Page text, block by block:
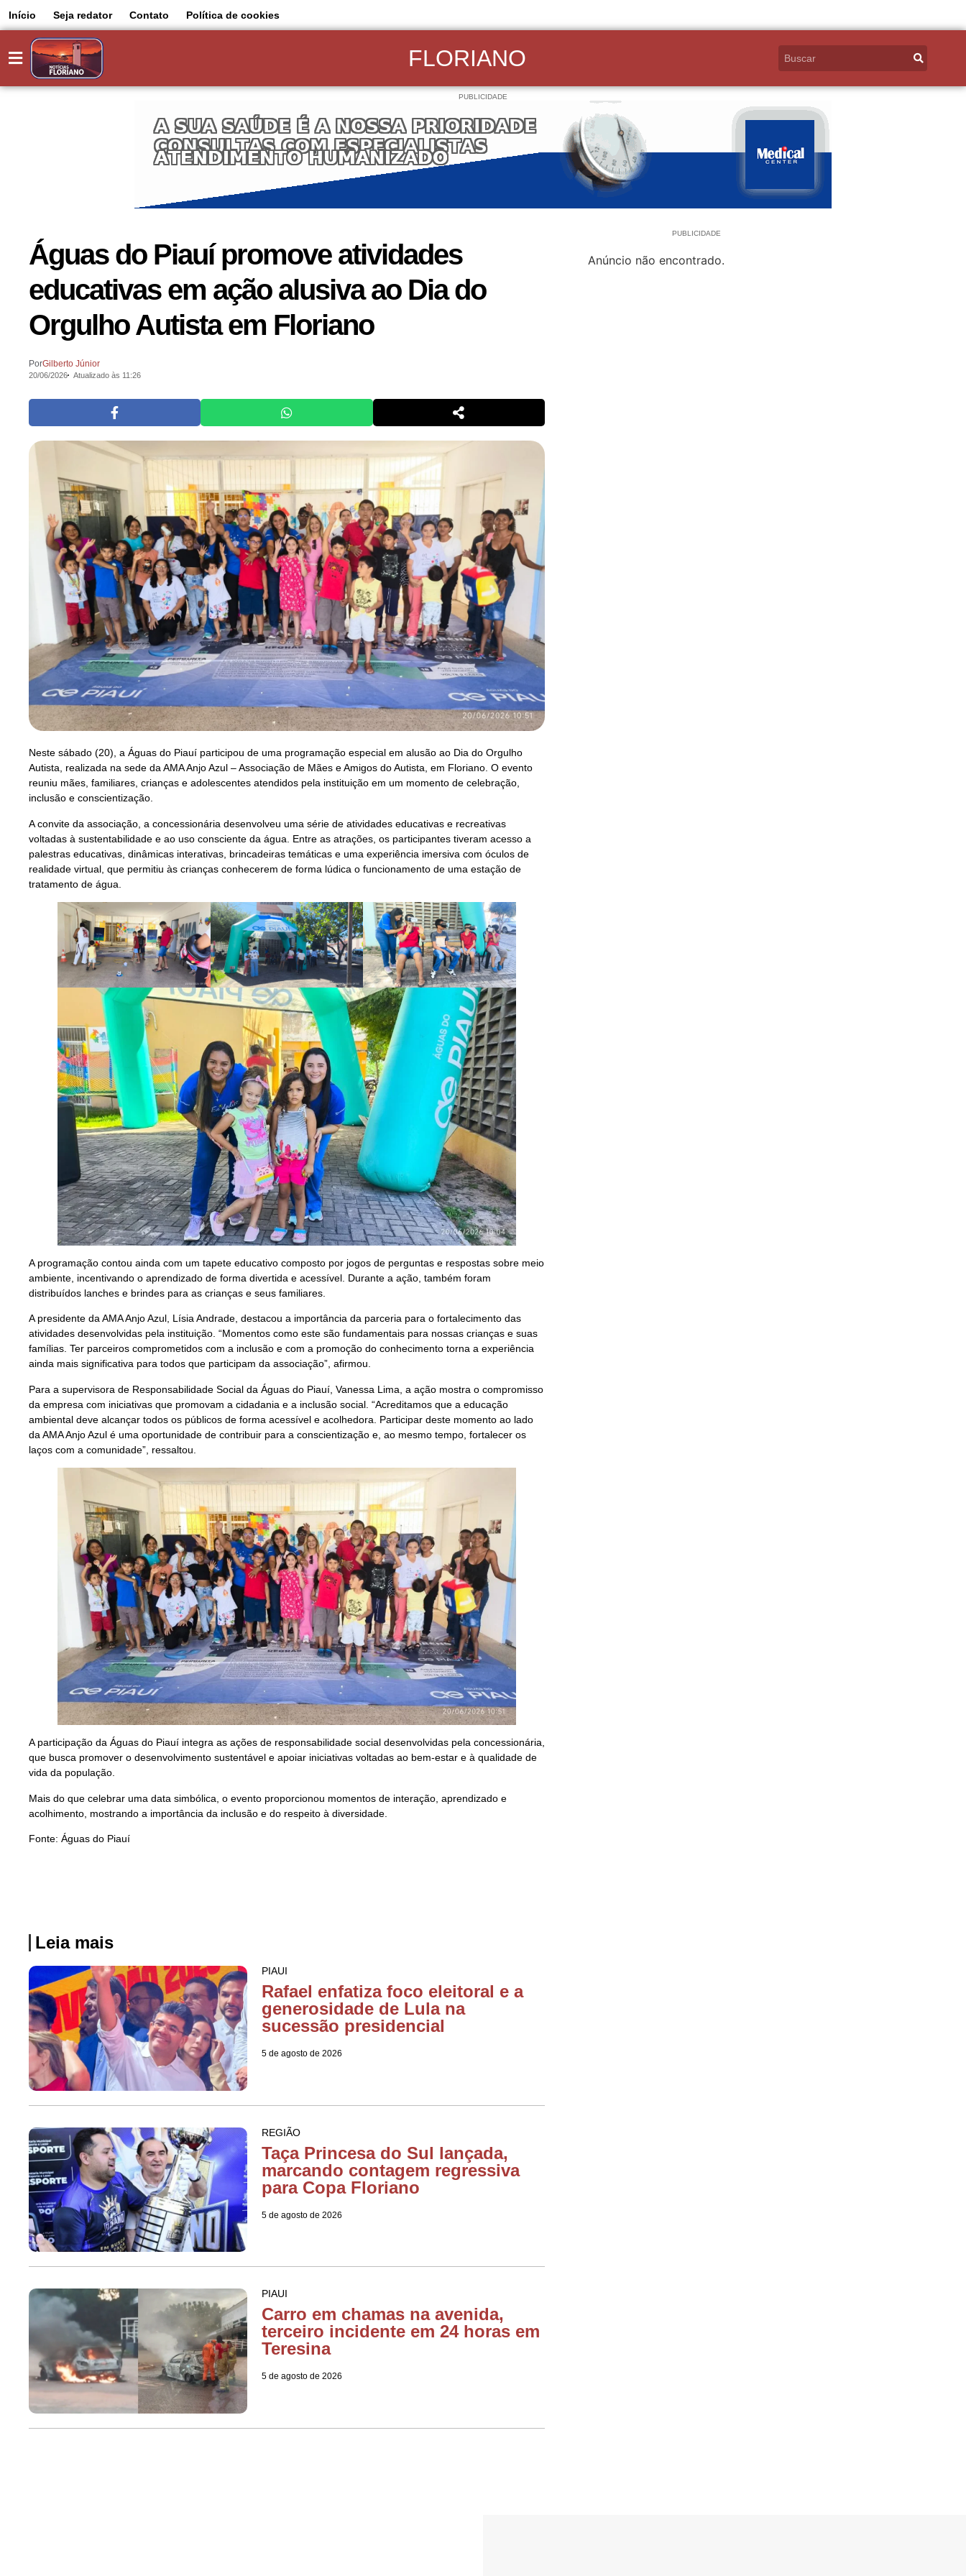
Início Seja redator Contato Política de cookies
FLORIANO
PUBLICIDADE
Águas do Piauí promove atividades
educativas em ação alusiva ao Dia do
Orgulho Autista em Floriano
PorGilberto Júnior
20/06/2026 Atualizado às 11:26
Neste sábado (20), a Águas do Piauí participou de uma programação especial em alusão ao Dia do Orgulho
Autista, realizada na sede da AMA Anjo Azul – Associação de Mães e Amigos do Autista, em Floriano. O evento
reuniu mães, familiares, crianças e adolescentes atendidos pela instituição em um momento de celebração,
inclusão e conscientização.
A convite da associação, a concessionária desenvolveu uma série de atividades educativas e recreativas
voltadas à sustentabilidade e ao uso consciente da água. Entre as atrações, os participantes tiveram acesso a
palestras educativas, dinâmicas interativas, brincadeiras temáticas e uma experiência imersiva com óculos de
realidade virtual, que permitiu às crianças conhecerem de forma lúdica o funcionamento de uma estação de
tratamento de água.
A programação contou ainda com um tapete educativo composto por jogos de perguntas e respostas sobre meio
ambiente, incentivando o aprendizado de forma divertida e acessível. Durante a ação, também foram
distribuídos lanches e brindes para as crianças e seus familiares.
A presidente da AMA Anjo Azul, Lísia Andrade, destacou a importância da parceria para o fortalecimento das
atividades desenvolvidas pela instituição. “Momentos como este são fundamentais para nossas crianças e suas
famílias. Ter parceiros comprometidos com a inclusão e com a promoção do conhecimento torna a experiência
ainda mais significativa para todos que participam da associação”, afirmou.
Para a supervisora de Responsabilidade Social da Águas do Piauí, Vanessa Lima, a ação mostra o compromisso
da empresa com iniciativas que promovam a cidadania e a inclusão social. “Acreditamos que a educação
ambiental deve alcançar todos os públicos de forma acessível e acolhedora. Participar deste momento ao lado
da AMA Anjo Azul é uma oportunidade de contribuir para a conscientização e, ao mesmo tempo, fortalecer os
laços com a comunidade”, ressaltou.
A participação da Águas do Piauí integra as ações de responsabilidade social desenvolvidas pela concessionária,
que busca promover o desenvolvimento sustentável e apoiar iniciativas voltadas ao bem-estar e à qualidade de
vida da população.
Mais do que celebrar uma data simbólica, o evento proporcionou momentos de interação, aprendizado e
acolhimento, mostrando a importância da inclusão e do respeito à diversidade.
Fonte: Águas do Piauí
Leia mais
PIAUI
Rafael enfatiza foco eleitoral e a
generosidade de Lula na
sucessão presidencial
5 de agosto de 2026
REGIÃO
Taça Princesa do Sul lançada,
marcando contagem regressiva
para Copa Floriano
5 de agosto de 2026
PIAUI
Carro em chamas na avenida,
terceiro incidente em 24 horas em
Teresina
5 de agosto de 2026
PUBLICIDADE
Anúncio não encontrado.